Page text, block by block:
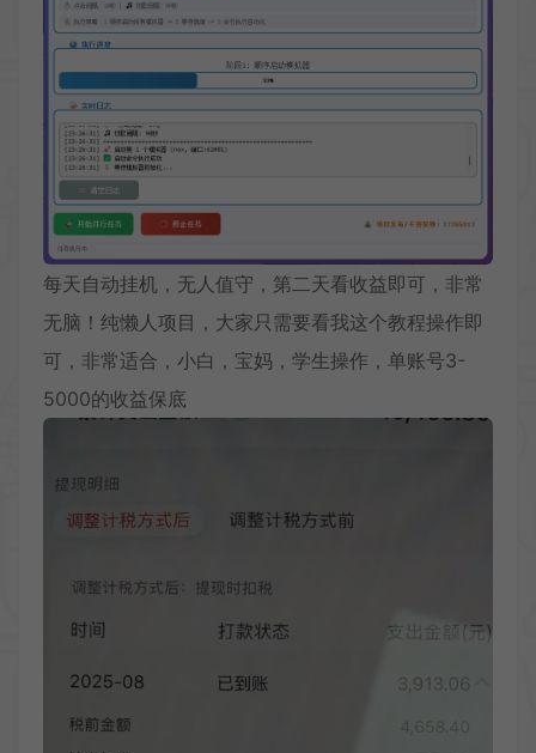
每天自动挂机，无人值守，第二天看收益即可，非常
无脑！纯懒人项目，大家只需要看我这个教程操作即
可，非常适合，小白，宝妈，学生操作，单账号3-
5000的收益保底